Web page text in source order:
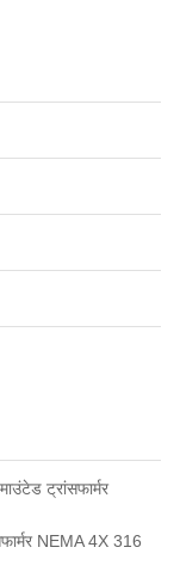
ट्रांसफार्मर
NEMA 4X 316